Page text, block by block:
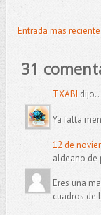
Entrada más reciente
31
TXABI dijo...
Ya falta
12 de
aldeano de
Eres una
cuadros de